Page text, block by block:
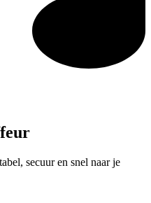
secuur en snel naar je